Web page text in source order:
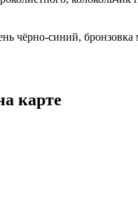
чёрно-синий,
карте